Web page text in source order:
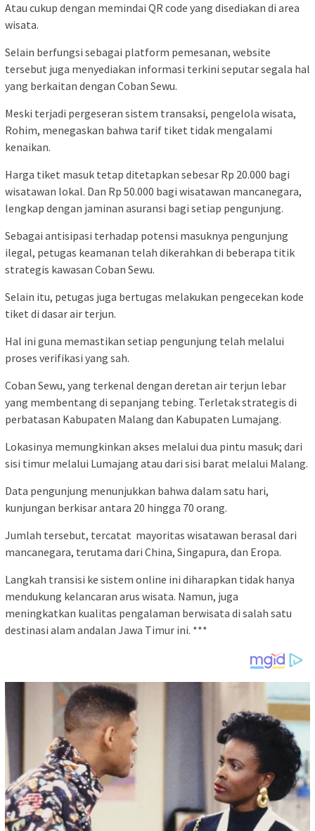
Atau cukup dengan memindai QR code yang disediakan di area
wisata.
Selain berfungsi sebagai platform pemesanan, website
tersebut juga menyediakan informasi terkini seputar segala hal
yang berkaitan dengan Coban Sewu.
Meski terjadi pergeseran sistem transaksi, pengelola wisata,
Rohim, menegaskan bahwa tarif tiket tidak mengalami
kenaikan.
Harga tiket masuk tetap ditetapkan sebesar Rp 20.000 bagi
wisatawan lokal. Dan Rp 50.000 bagi wisatawan mancanegara,
lengkap dengan jaminan asuransi bagi setiap pengunjung.
Sebagai antisipasi terhadap potensi masuknya pengunjung
ilegal, petugas keamanan telah dikerahkan di beberapa titik
strategis kawasan Coban Sewu.
Selain itu, petugas juga bertugas melakukan pengecekan kode
tiket di dasar air terjun.
Hal ini guna memastikan setiap pengunjung telah melalui
proses verifikasi yang sah.
Coban Sewu, yang terkenal dengan deretan air terjun lebar
yang membentang di sepanjang tebing. Terletak strategis di
perbatasan Kabupaten Malang dan Kabupaten Lumajang.
Lokasinya memungkinkan akses melalui dua pintu masuk; dari
sisi timur melalui Lumajang atau dari sisi barat melalui Malang.
Data pengunjung menunjukkan bahwa dalam satu hari,
kunjungan berkisar antara 20 hingga 70 orang.
Jumlah tersebut, tercatat mayoritas wisatawan berasal dari
mancanegara, terutama dari China, Singapura, dan Eropa.
Langkah transisi ke sistem online ini diharapkan tidak hanya
mendukung kelancaran arus wisata. Namun, juga
meningkatkan kualitas pengalaman berwisata di salah satu
destinasi alam andalan Jawa Timur ini. ***